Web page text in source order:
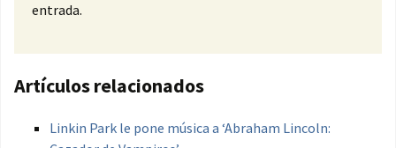
entrada.
Artículos relacionados
Linkin Park le pone música a ‘Abraham Lincoln: